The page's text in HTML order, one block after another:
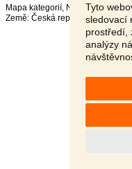
Tyto
sledovací
prostředí,
analýzy
Mapa kategorií,
Země: Česká republika,